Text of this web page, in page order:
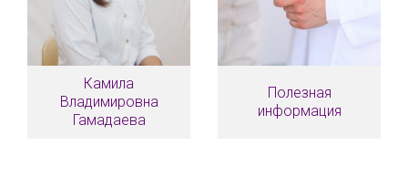
Камила
Владимировна
Гамадаева
Полезная
информация